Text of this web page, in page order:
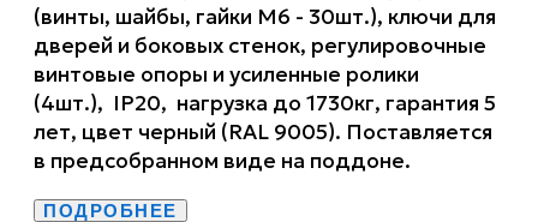
(винты, шайбы, гайки М6 - 30шт.), ключи для
дверей и боковых стенок, регулировочные
винтовые опоры и усиленные ролики
(4шт.), IP20, нагрузка до 1730кг, гарантия 5
лет, цвет черный (RAL 9005). Поставляется
в предсобранном виде на поддоне.
ПОДРОБНЕЕ